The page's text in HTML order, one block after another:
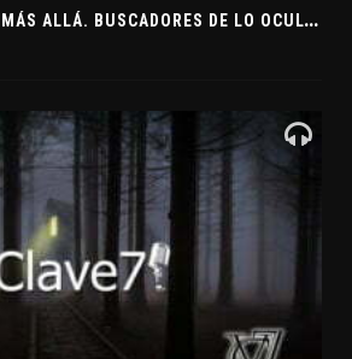
P
UERTAS HACIA EL MÁS ALLÁ. BUSCADORES DE LO OCULTO. EL PENSAMIENTO ABSTRACTO. EVANGELIOS APÓCRIFOS